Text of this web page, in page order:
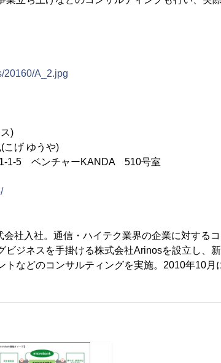
20160/A_2.jpg
)
げ ゆうや)
1-5 ベンチャーKANDA 510号室
社入社。通信・ハイテク業界の企業に対する
ビジネスを手掛ける株式会社Arinosを設立し、
トなどのコンサルティングを実施。2010年10月